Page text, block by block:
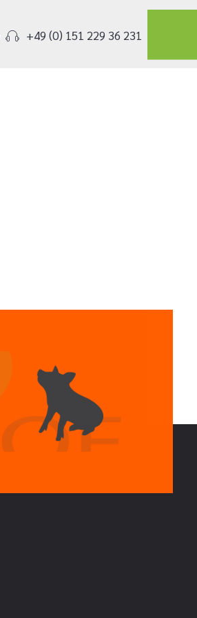
+49 (0) 151 229 36 231